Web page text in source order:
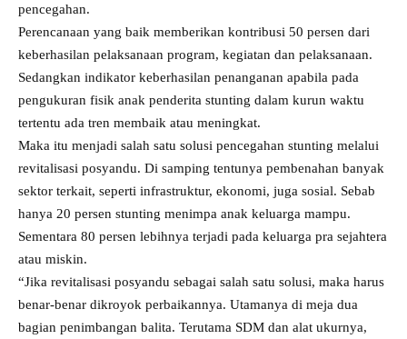
pencegahan.
Perencanaan yang baik memberikan kontribusi 50 persen dari
keberhasilan pelaksanaan program, kegiatan dan pelaksanaan.
Sedangkan indikator keberhasilan penanganan apabila pada
pengukuran fisik anak penderita stunting dalam kurun waktu
tertentu ada tren membaik atau meningkat.
Maka itu menjadi salah satu solusi pencegahan stunting melalui
revitalisasi posyandu. Di samping tentunya pembenahan banyak
sektor terkait, seperti infrastruktur, ekonomi, juga sosial. Sebab
hanya 20 persen stunting menimpa anak keluarga mampu.
Sementara 80 persen lebihnya terjadi pada keluarga pra sejahtera
atau miskin.
“Jika revitalisasi posyandu sebagai salah satu solusi, maka harus
benar-benar dikroyok perbaikannya. Utamanya di meja dua
bagian penimbangan balita. Terutama SDM dan alat ukurnya,